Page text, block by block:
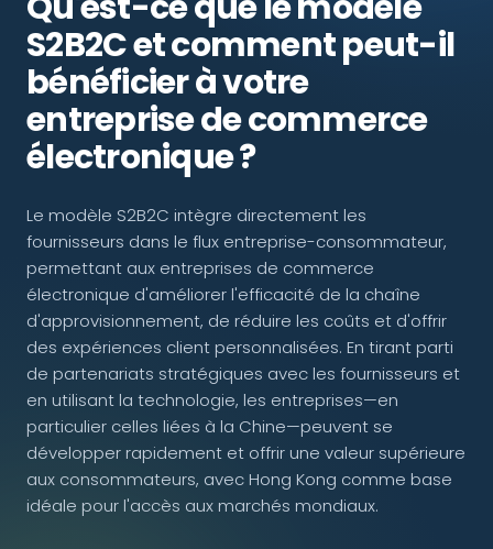
EXPLORER
À propos
Actualités
NOUS SUIVRE
Contactez-nous
S2B2C et comment peut-il
bénéficier à votre
entreprise de commerce
électronique ?
Le modèle S2B2C intègre directement les
fournisseurs dans le flux entreprise-consommateur,
permettant aux entreprises de commerce
électronique d'améliorer l'efficacité de la chaîne
d'approvisionnement, de réduire les coûts et d'offrir
des expériences client personnalisées. En tirant parti
de partenariats stratégiques avec les fournisseurs et
en utilisant la technologie, les entreprises—en
particulier celles liées à la Chine—peuvent se
développer rapidement et offrir une valeur supérieure
aux consommateurs, avec Hong Kong comme base
idéale pour l'accès aux marchés mondiaux.